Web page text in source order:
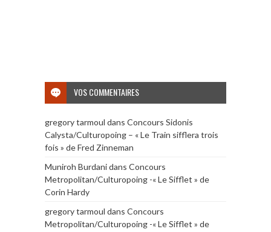
VOS COMMENTAIRES
gregory tarmoul dans Concours Sidonis
Calysta/Culturopoing – « Le Train sifflera trois
fois » de Fred Zinneman
Muniroh Burdanidans Concours
Metropolitan/Culturopoing -« Le Sifflet » de
Corin Hardy
gregory tarmoul dans Concours
Metropolitan/Culturopoing -« Le Sifflet » de